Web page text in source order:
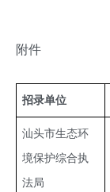
附件
招录单位
汕头市生态环
境保护综合执
法局